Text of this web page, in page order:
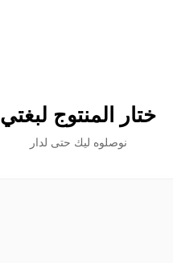
ختار المنتوج لبغتي
نوصلوه ليك حتى لدار